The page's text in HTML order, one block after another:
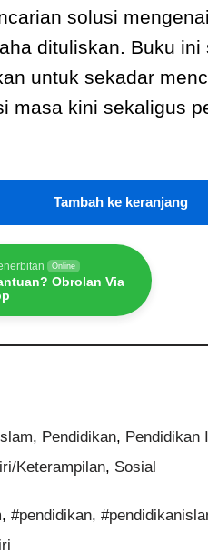
solusi
dituliskan. Buku ini
untuk sekadar
masa kini sekaligus
Tambah ke keranjang
Online
Obrolan Via
, Pendidikan, Pendidikan
Keterampilan, Sosial
,#pendidikan,